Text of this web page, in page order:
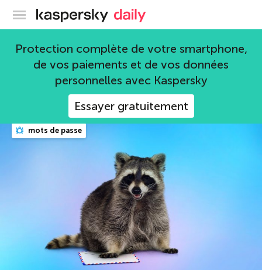
Blog officiel de Kaspersky
Protection complète de votre smartphone,
de vos paiements et de vos données
personnelles avec Kaspersky
Essayer gratuitement
Kaspersky Password
Manager
mots de passe